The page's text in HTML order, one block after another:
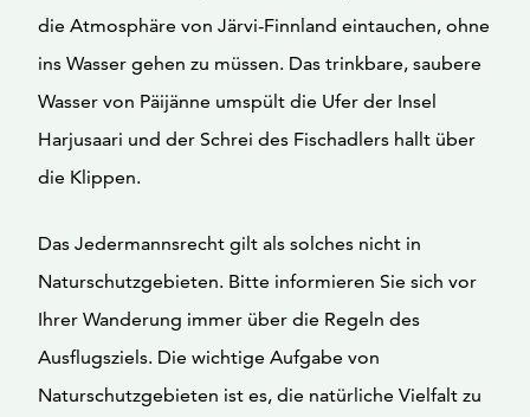
die Atmosphäre von Järvi-Finnland eintauchen, ohne
ins Wasser gehen zu müssen. Das trinkbare, saubere
Wasser von Päijänne umspült die Ufer der Insel
Harjusaari und der Schrei des Fischadlers hallt über
die Klippen.
Das Jedermannsrecht gilt als solches nicht in
Naturschutzgebieten. Bitte informieren Sie sich vor
Ihrer Wanderung immer über die Regeln des
Ausflugsziels. Die wichtige Aufgabe von
Naturschutzgebieten ist es, die natürliche Vielfalt zu